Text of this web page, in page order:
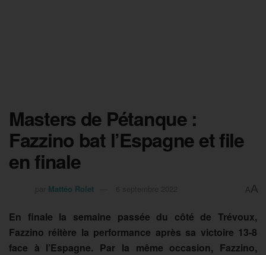
Masters de Pétanque :
Fazzino bat l’Espagne et file
en finale
Mattéo Rolet AA
En finale la semaine passée du côté de Trévoux,
Fazzino réitère la performance après sa victoire 13-8
face à l’Espagne. Par la même occasion, Fazzino,